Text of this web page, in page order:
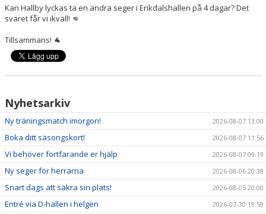
NYHETER
KALENDER
HEMMAVINSTEN
BILDGALLERI
Kan Hallby lyckas ta en andra seger i Erikdalshallen på 4 dagar? Det
svaret får vi ikväll! 👊
Tillsammans! 🐐
Nyhetsarkiv
Ny träningsmatch imorgon! 2026-08-07 13:00
Boka ditt säsongskort! 2026-08-07 11:56
Vi behöver fortfarande er hjälp 2026-08-07 09:19
Ny seger för herrarna 2026-08-06 20:38
Snart dags att säkra sin plats! 2026-08-05 20:00
Entré via D-hallen i helgen 2026-07-30 19:59